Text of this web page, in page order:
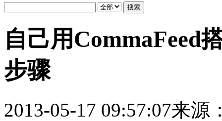
自己用CommaFeed
步骤
2013-05-17 09:57:07来源